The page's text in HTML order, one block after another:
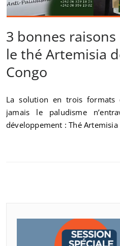
3 bonnes
le thé Artemisia
Congo
La solution en trois
jamais le paludisme
développement : Thé